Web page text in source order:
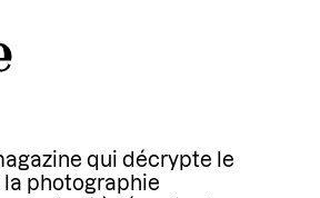
qui décrypte le
la photographie